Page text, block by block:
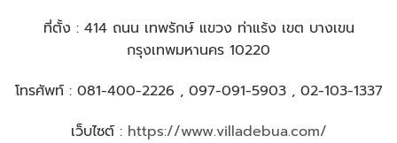
ที่ตั้ง : 414 ถนน เทพรักษ์ แขวง ท่าแร้ง เขต บางเขน
กรุงเทพมหานคร 10220
โทรศัพท์ : 081-400-2226 , 097-091-5903 , 02-103-1337
เว็บไซต์ : https://www.villadebua.com/